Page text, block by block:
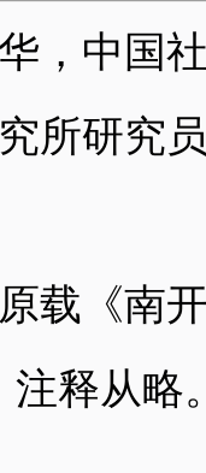
，中国
所研究
载《南
注释从略